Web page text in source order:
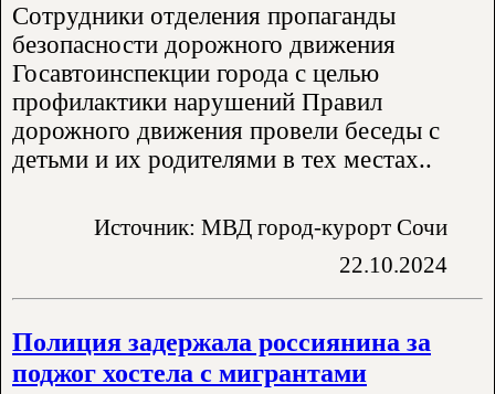
Сотрудники отделения пропаганды
безопасности дорожного движения
Госавтоинспекции города с целью
профилактики нарушений Правил
дорожного движения провели беседы с
детьми и их родителями в тех местах..
Источник: МВД город-курорт Сочи
22.10.2024
Полиция задержала россиянина за
поджог хостела с мигрантами